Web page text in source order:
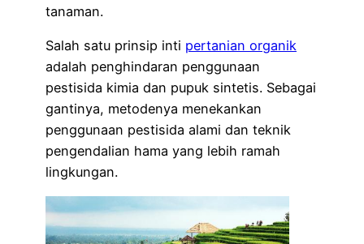
tanaman.
Salah satu prinsip inti pertanian organik
adalah penghindaran penggunaan
pestisida kimia dan pupuk sintetis. Sebagai
gantinya, metodenya menekankan
penggunaan pestisida alami dan teknik
pengendalian hama yang lebih ramah
lingkungan.